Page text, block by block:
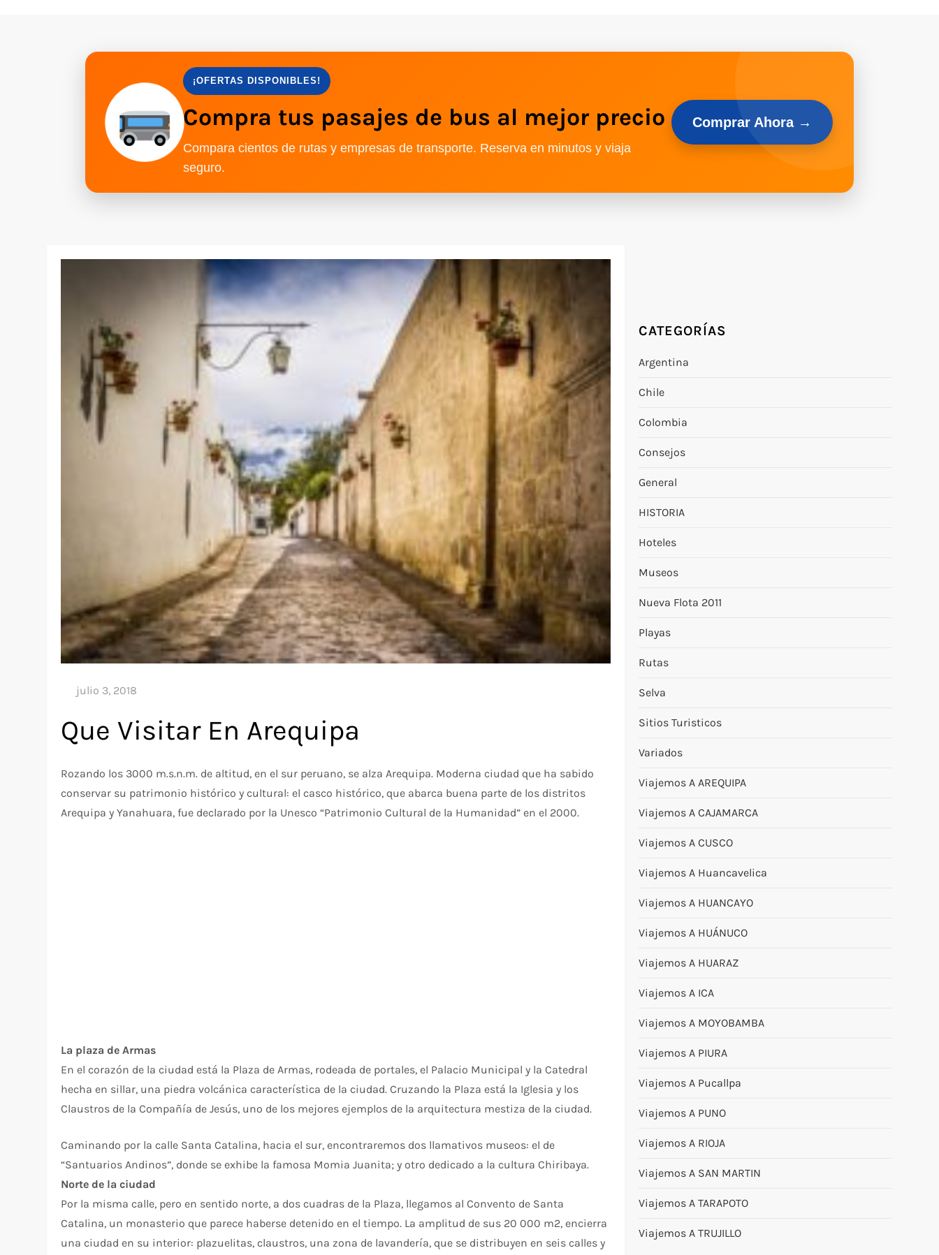
¡OFERTAS DISPONIBLES!
Compra tus pasajes de bus al mejor precio
Compara cientos de rutas y empresas de transporte. Reserva en minutos y viaja
seguro.
Comprar Ahora →
Que Visitar En Arequipa
Rozando los 3000 m.s.n.m. de altitud, en el sur peruano, se alza Arequipa. Moderna ciudad que ha sabido
conservar su patrimonio histórico y cultural: el casco histórico, que abarca buena parte de los distritos
Arequipa y Yanahuara, fue declarado por la Unesco “Patrimonio Cultural de la Humanidad” en el 2000.
La plaza de Armas
En el corazón de la ciudad está la Plaza de Armas, rodeada de portales, el Palacio Municipal y la Catedral
hecha en sillar, una piedra volcánica característica de la ciudad. Cruzando la Plaza está la Iglesia y los
Claustros de la Compañía de Jesús, uno de los mejores ejemplos de la arquitectura mestiza de la ciudad.
Caminando por la calle Santa Catalina, hacia el sur, encontraremos dos llamativos museos: el de
“Santuarios Andinos”, donde se exhibe la famosa Momia Juanita; y otro dedicado a la cultura Chiribaya.
Norte de la ciudad
Por la misma calle, pero en sentido norte, a dos cuadras de la Plaza, llegamos al Convento de Santa
Catalina, un monasterio que parece haberse detenido en el tiempo. La amplitud de sus 20 000 m2, encierra
una ciudad en su interior: plazuelitas, claustros, una zona de lavandería, que se distribuyen en seis calles y
CATEGORÍAS
Argentina
Chile
Colombia
Consejos
General
HISTORIA
Hoteles
Museos
Nueva Flota 2011
Playas
Rutas
Selva
Sitios Turisticos
Variados
Viajemos A AREQUIPA
Viajemos A CAJAMARCA
Viajemos A CUSCO
Viajemos A Huancavelica
Viajemos A HUANCAYO
Viajemos A HUÁNUCO
Viajemos A HUARAZ
Viajemos A ICA
Viajemos A MOYOBAMBA
Viajemos A PIURA
Viajemos A Pucallpa
Viajemos A PUNO
Viajemos A RIOJA
Viajemos A SAN MARTIN
Viajemos A TARAPOTO
Viajemos A TRUJILLO